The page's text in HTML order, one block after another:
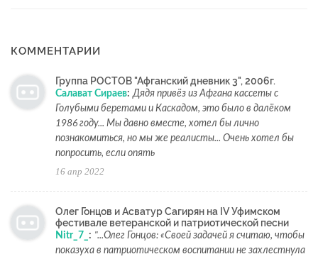
КОММЕНТАРИИ
Группа РОСТОВ "Афганский дневник 3", 2006г.
Салават Сираев: Дядя привёз из Афгана кассеты с
Голубыми беретами и Каскадом, это было в далёком
1986 году... Мы давно вместе, хотел бы лично
познакомиться, но мы же реалисты... Очень хотел бы
попросить, если опять
16 апр 2022
Олег Гонцов и Асватур Сагирян на IV Уфимском
фестивале ветеранской и патриотической песни
Nitr_7_ : "...Олег Гонцов: «Своей задачей я считаю, чтобы
показуха в патриотическом воспитании не захлестнула